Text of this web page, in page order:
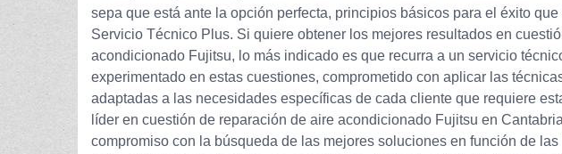
sepa que está ante la opción perfecta, principios básicos para el éxito
Servicio Técnico Plus. Si quiere obtener los mejores resultados en
acondicionado Fujitsu, lo más indicado es que recurra a un servicio
experimentado en estas cuestiones, comprometido con aplicar las
adaptadas a las necesidades específicas de cada cliente que requiere
líder en cuestión de reparación de aire acondicionado Fujitsu en
compromiso con la búsqueda de las mejores soluciones en función de